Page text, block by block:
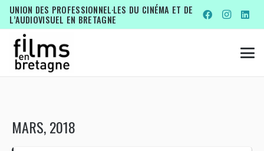
UNION DES PROFESSIONNEL·LES DU CINÉMA ET DE
L’AUDIOVISUEL EN BRETAGNE
MARS, 2018